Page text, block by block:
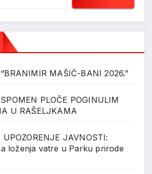
MAŠIĆ-BANI 2026.”
PLOČE POGINULIM
U RAŠELJKAMA
JAVNOSTI:
loženja vatre u Parku prirode